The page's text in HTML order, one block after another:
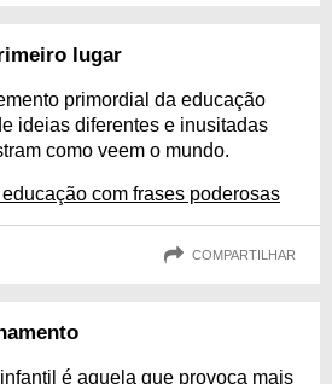
lugar
primordial da educação
ideias diferentes e inusitadas
como veem o mundo.
com frases poderosas
COMPARTILHAR
é aquela que provoca mais